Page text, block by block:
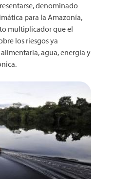
denominado
para la Amazonía,
multiplicador que el
los riesgos ya
agua, energía y